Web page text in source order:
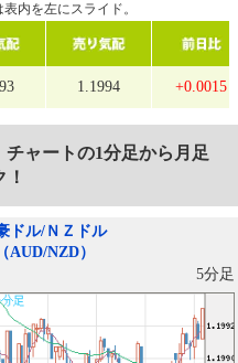
内を左にスライド。
1.1994 +0.0015
チャートの1分足から月足
ドル/ＮＺドル
（AUD/NZD）
5分足